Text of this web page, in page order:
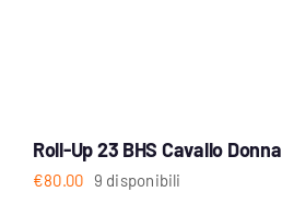
Roll-Up 23 BHS Cavallo Donna
€80.00 9 disponibili